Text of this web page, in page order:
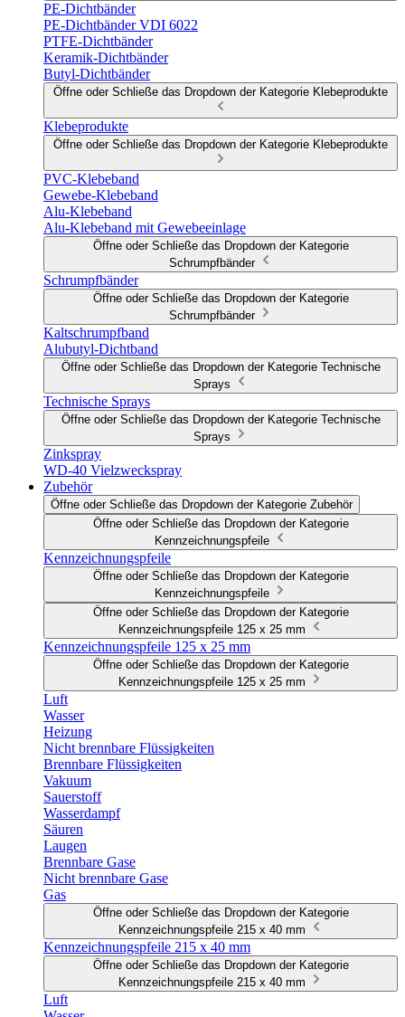
PE-Dichtbänder
PE-Dichtbänder VDI 6022
PTFE-Dichtbänder
Keramik-Dichtbänder
Butyl-Dichtbänder
Öffne oder Schließe das Dropdown der Kategorie Klebeprodukte
Klebeprodukte
Öffne oder Schließe das Dropdown der Kategorie Klebeprodukte
PVC-Klebeband
Gewebe-Klebeband
Alu-Klebeband
Alu-Klebeband mit Gewebeeinlage
Öffne oder Schließe das Dropdown der Kategorie
Schrumpfbänder
Schrumpfbänder
Öffne oder Schließe das Dropdown der Kategorie
Schrumpfbänder
Kaltschrumpfband
Alubutyl-Dichtband
Öffne oder Schließe das Dropdown der Kategorie Technische
Sprays
Technische Sprays
Öffne oder Schließe das Dropdown der Kategorie Technische
Sprays
Zinkspray
WD-40 Vielzweckspray
Zubehör
Öffne oder Schließe das Dropdown der Kategorie Zubehör
Öffne oder Schließe das Dropdown der Kategorie
Kennzeichnungspfeile
Kennzeichnungspfeile
Öffne oder Schließe das Dropdown der Kategorie
Kennzeichnungspfeile
Öffne oder Schließe das Dropdown der Kategorie
Kennzeichnungspfeile 125 x 25 mm
Kennzeichnungspfeile 125 x 25 mm
Öffne oder Schließe das Dropdown der Kategorie
Kennzeichnungspfeile 125 x 25 mm
Luft
Wasser
Heizung
Nicht brennbare Flüssigkeiten
Brennbare Flüssigkeiten
Vakuum
Sauerstoff
Wasserdampf
Säuren
Laugen
Brennbare Gase
Nicht brennbare Gase
Gas
Öffne oder Schließe das Dropdown der Kategorie
Kennzeichnungspfeile 215 x 40 mm
Kennzeichnungspfeile 215 x 40 mm
Öffne oder Schließe das Dropdown der Kategorie
Kennzeichnungspfeile 215 x 40 mm
Luft